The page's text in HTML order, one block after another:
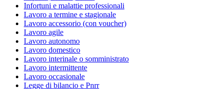
Infortuni e malattie professionali
Lavoro a termine e stagionale
Lavoro accessorio (con voucher)
Lavoro agile
Lavoro autonomo
Lavoro domestico
Lavoro interinale o somministrato
Lavoro intermittente
Lavoro occasionale
Legge di bilancio e Pnrr